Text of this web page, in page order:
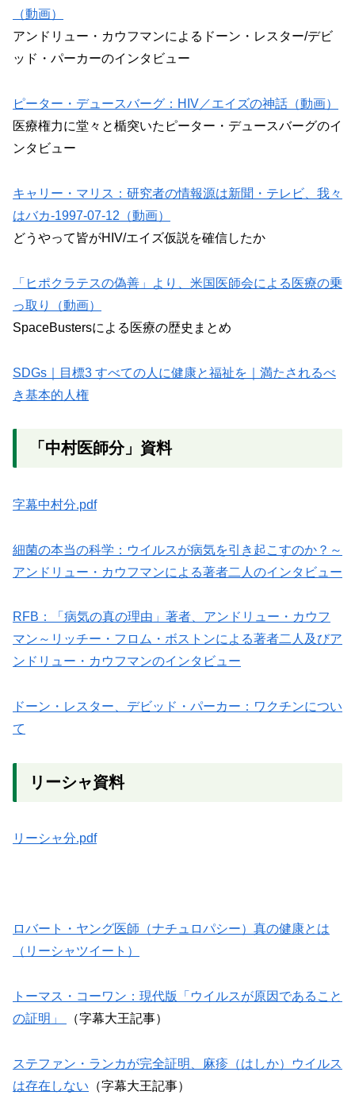
（動画）
アンドリュー・カウフマンによるドーン・レスター/デビ
ッド・パーカーのインタビュー
ピーター・デュースバーグ：HIV／エイズの神話（動画）
医療権力に堂々と楯突いたピーター・デュースバーグのイ
ンタビュー
キャリー・マリス：研究者の情報源は新聞・テレビ、我々
はバカ-1997-07-12（動画）
どうやって皆がHIV/エイズ仮説を確信したか
「ヒポクラテスの偽善」より、米国医師会による医療の乗
っ取り（動画）
SpaceBustersによる医療の歴史まとめ
SDGs｜目標3 すべての人に健康と福祉を｜満たされるべ
き基本的人権
「中村医師分」資料
字幕中村分.pdf
細菌の本当の科学：ウイルスが病気を引き起こすのか？～
アンドリュー・カウフマンによる著者二人のインタビュー
RFB：「病気の真の理由」著者、アンドリュー・カウフ
マン～リッチー・フロム・ボストンによる著者二人及びア
ンドリュー・カウフマンのインタビュー
ドーン・レスター、デビッド・パーカー：ワクチンについ
て
リーシャ資料
リーシャ分.pdf
ロバート・ヤング医師（ナチュロパシー）真の健康とは
（リーシャツイート）
トーマス・コーワン：現代版「ウイルスが原因であること
の証明」
（字幕大王記事）
ステファン・ランカが完全証明、麻疹（はしか）ウイルス
は存在しない （字幕大王記事）